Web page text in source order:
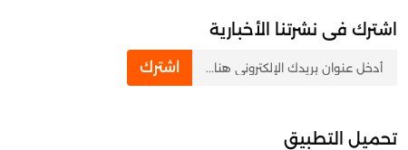
اشترك فى نشرتنا الأخبارية
اشترك
تحميل التطبيق